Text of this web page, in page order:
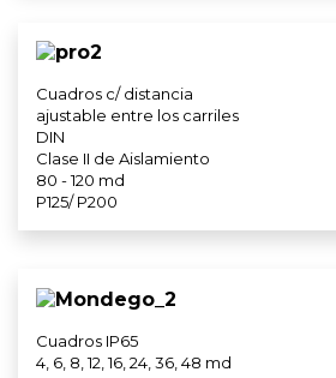
Cuadros c/ distancia
ajustable entre los carriles
DIN
Clase II de Aislamiento
80 - 120 md
P125/ P200
Cuadros IP65
4, 6, 8, 12, 16, 24, 36, 48 md